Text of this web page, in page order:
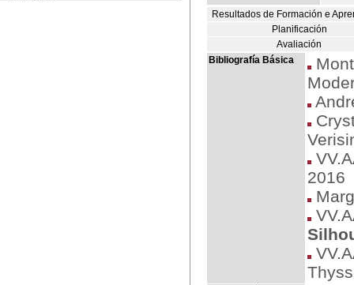
Resultados de Formación e
Planificación
Avaliación
Bibliografía Básica
2016